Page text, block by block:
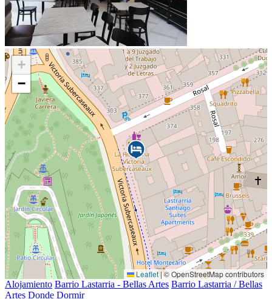
+
−
Leaflet|© OpenStreetMap contributors
Alojamiento Barrio Lastarria - Bellas Artes Barrio Lastarria / Bellas
Artes Donde Dormir